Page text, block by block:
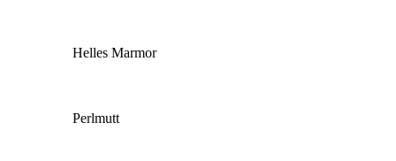
Helles Marmor
Perlmutt